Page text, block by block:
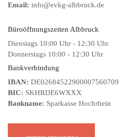
Email: info@evkg-albbruck.de
Büroöffnungszeiten Albbruck
Dienstags 10:00 Uhr - 12:30 Uhr
Donnerstags 10:00 - 12:30 Uhr
Bankverbindung
IBAN: DE02684522900007560709
BIC: SKHRDE6WXXX
Bankname: Sparkasse Hochrhein